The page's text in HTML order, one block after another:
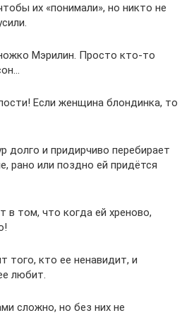
их «понимали», но никто не
Мэрилин. Просто кто-то
Если женщина блондинка, то
долго и придирчиво перебирает
рано или поздно ей придётся
в том, что когда ей хреново,
того, кто ее ненавидит, и
любит.
сложно, но без них не